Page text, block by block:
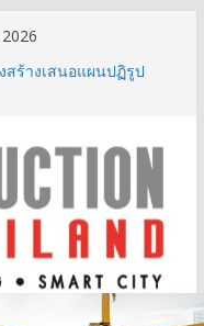
ร้างเสนอแผนปฏิรูป
ารตรวจสอบอาคารไทย
กร่ง
Net Zero in
ลื่อนอุตสาหกรรม
ร์บอนต่ำอย่างยั่งยืน
ดลูกค้าเป็นศูนย์กลาง
ฮอลิเดย์ อินน์ เอ็กซ์เพรส